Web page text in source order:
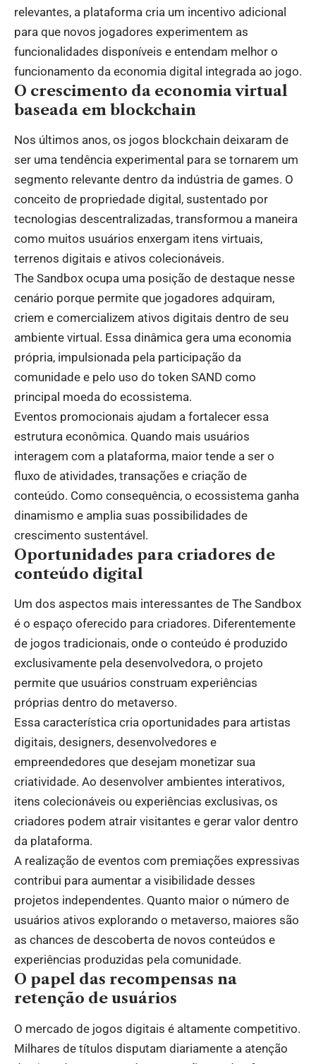
relevantes, a plataforma cria um incentivo adicional
para que novos jogadores experimentem as
funcionalidades disponíveis e entendam melhor o
funcionamento da economia digital integrada ao jogo.
O crescimento da economia virtual
baseada em blockchain
Nos últimos anos, os jogos blockchain deixaram de
ser uma tendência experimental para se tornarem um
segmento relevante dentro da indústria de games. O
conceito de propriedade digital, sustentado por
tecnologias descentralizadas, transformou a maneira
como muitos usuários enxergam itens virtuais,
terrenos digitais e ativos colecionáveis.
The Sandbox ocupa uma posição de destaque nesse
cenário porque permite que jogadores adquiram,
criem e comercializem ativos digitais dentro de seu
ambiente virtual. Essa dinâmica gera uma economia
própria, impulsionada pela participação da
comunidade e pelo uso do token SAND como
principal moeda do ecossistema.
Eventos promocionais ajudam a fortalecer essa
estrutura econômica. Quando mais usuários
interagem com a plataforma, maior tende a ser o
fluxo de atividades, transações e criação de
conteúdo. Como consequência, o ecossistema ganha
dinamismo e amplia suas possibilidades de
crescimento sustentável.
Oportunidades para criadores de
conteúdo digital
Um dos aspectos mais interessantes de The Sandbox
é o espaço oferecido para criadores. Diferentemente
de jogos tradicionais, onde o conteúdo é produzido
exclusivamente pela desenvolvedora, o projeto
permite que usuários construam experiências
próprias dentro do metaverso.
Essa característica cria oportunidades para artistas
digitais, designers, desenvolvedores e
empreendedores que desejam monetizar sua
criatividade. Ao desenvolver ambientes interativos,
itens colecionáveis ou experiências exclusivas, os
criadores podem atrair visitantes e gerar valor dentro
da plataforma.
A realização de eventos com premiações expressivas
contribui para aumentar a visibilidade desses
projetos independentes. Quanto maior o número de
usuários ativos explorando o metaverso, maiores são
as chances de descoberta de novos conteúdos e
experiências produzidas pela comunidade.
O papel das recompensas na
retenção de usuários
O mercado de jogos digitais é altamente competitivo.
Milhares de títulos disputam diariamente a atenção